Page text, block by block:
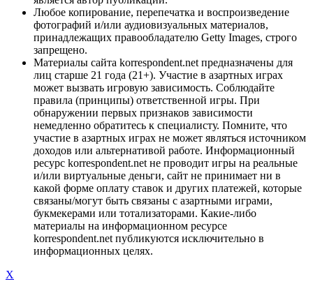
Любое копирование, перепечатка и воспроизведение
фотографий и/или аудиовизуальных материалов,
принадлежащих правообладателю Getty Images, строго
запрещено.
Материалы сайта korrespondent.net предназначены для
лиц старше 21 года (21+). Участие в азартных играх
может вызвать игровую зависимость. Соблюдайте
правила (принципы) ответственной игры. При
обнаружении первых признаков зависимости
немедленно обратитесь к специалисту. Помните, что
участие в азартных играх не может являться источником
доходов или альтернативой работе. Информационный
ресурс korrespondent.net не проводит игры на реальные
и/или виртуальные деньги, сайт не принимает ни в
какой форме оплату ставок и других платежей, которые
связаны/могут быть связаны с азартными играми,
букмекерами или тотализаторами. Какие-либо
материалы на информационном ресурсе
korrespondent.net публикуются исключительно в
информационных целях.
X